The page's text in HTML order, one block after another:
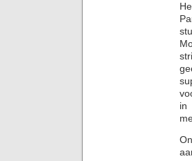
in